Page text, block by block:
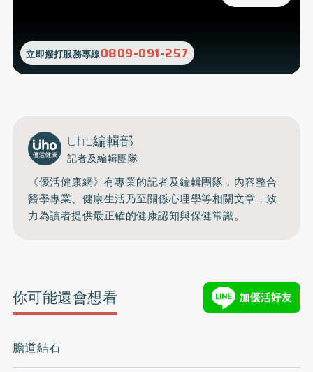
立即撥打服務專線0809-091-257
Uho編輯部
記者及編輯團隊
《優活健康網》有專業的記者及編輯團隊，內容整合
醫學專業、健康生活乃至關係心理學等相關文章，致
力為讀者提供最正確的健康認知與保健常識。
你可能還會想看
膽道結石